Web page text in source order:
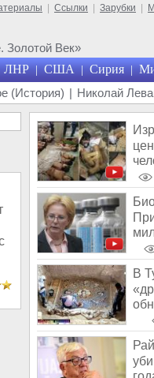
Ссылки Зарубки
Золотой Век»
ЛНР | США | Сирия |
(История) | Николай
В